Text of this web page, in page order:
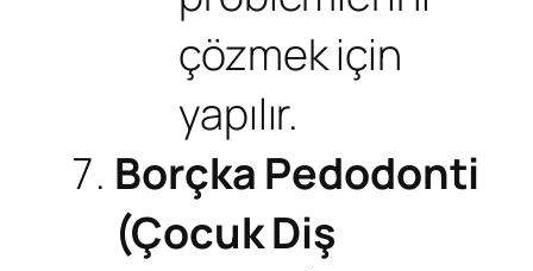
çözmek için
yapılır.
Borçka Pedodonti
(Çocuk Diş